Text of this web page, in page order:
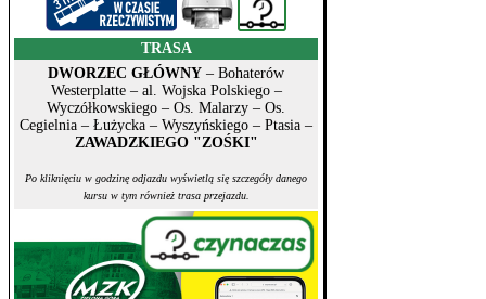
TRASA
DWORZEC GŁÓWNY – Bohaterów
Westerplatte – al. Wojska Polskiego –
Wyczółkowskiego – Os. Malarzy – Os.
Cegielnia – Łużycka – Wyszyńskiego – Ptasia –
ZAWADZKIEGO "ZOŚKI"
Po kliknięciu w godzinę odjazdu wyświetlą się szczegóły danego
kursu w tym również trasa przejazdu.